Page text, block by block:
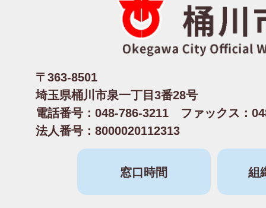
〒363-8501
埼玉県桶川市泉一丁目3番28号
電話番号：048-786-3211 ファックス：
法人番号：8000020112313
窓口時間 組